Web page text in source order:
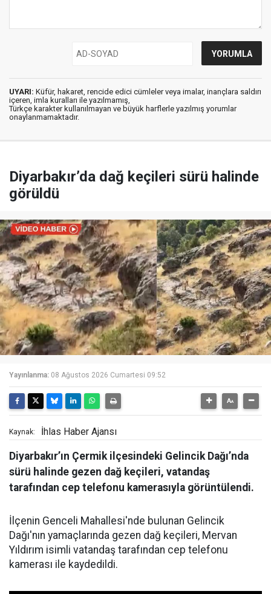
UYARI: Küfür, hakaret, rencide edici cümleler veya imalar, inançlara saldırı
içeren, imla kuralları ile yazılmamış,
Türkçe karakter kullanılmayan ve büyük harflerle yazılmış yorumlar
onaylanmamaktadır.
Diyarbakır’da dağ keçileri sürü halinde
görüldü
Yayınlanma: 08 Ağustos 2026 Cumartesi 09:52
Kaynak: İhlas Haber Ajansı
Diyarbakır’ın Çermik ilçesindeki Gelincik Dağı’nda
sürü halinde gezen dağ keçileri, vatandaş
tarafından cep telefonu kamerasıyla görüntülendi.
İlçenin Genceli Mahallesi'nde bulunan Gelincik
Dağı'nın yamaçlarında gezen dağ keçileri, Mervan
Yıldırım isimli vatandaş tarafından cep telefonu
kamerası ile kaydedildi.